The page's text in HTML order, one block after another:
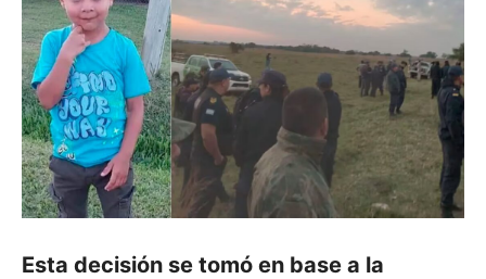
Esta decisión se tomó en base a la